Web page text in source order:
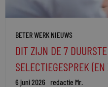
BETER WERK NIEUWS
DIT ZIJN DE 7
SELECTIEGESPREK
6 juni 2026 redactie Mr.